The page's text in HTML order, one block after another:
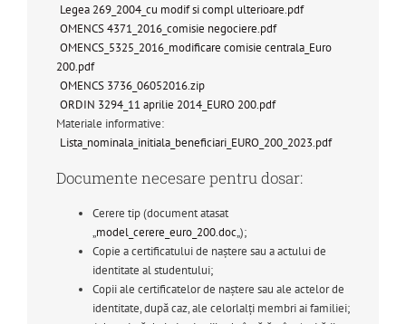
Legea 269_2004_cu modif si compl ulterioare.pdf
OMENCS 4371_2016_comisie negociere.pdf
OMENCS_5325_2016_modificare comisie centrala_Euro
200.pdf
OMENCS 3736_06052016.zip
ORDIN 3294_11 aprilie 2014_EURO 200.pdf
Materiale informative:
Lista_nominala_initiala_beneficiari_EURO_200_2023.pdf
Documente necesare pentru dosar:
Cerere tip (document atasat
„model_cerere_euro_200.doc„);
Copie a certificatului de naștere sau a actului de
identitate al studentului;
Copii ale certificatelor de naștere sau ale actelor de
identitate, după caz, ale celorlalți membri ai familiei;